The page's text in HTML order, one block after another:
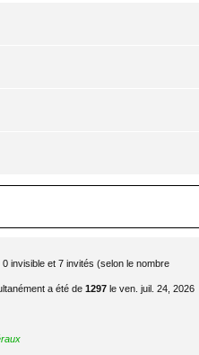
invisible et 7 invités (selon le nombre
a été de 1297 le ven. juil. 24, 2026